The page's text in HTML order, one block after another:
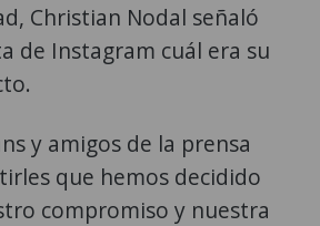
Christian Nodal señaló
de Instagram cuál era su
y amigos de la prensa
que hemos decidido
compromiso y nuestra